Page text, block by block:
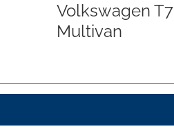
Volkswagen T7
Multivan